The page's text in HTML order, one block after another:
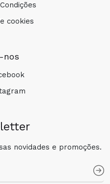
cookies
nos
novidades e promoções.